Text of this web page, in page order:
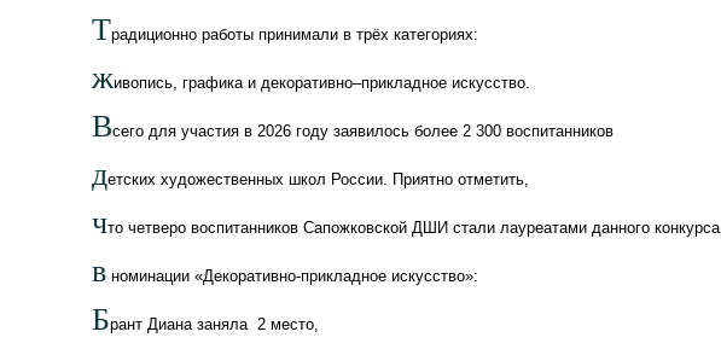
Традиционно работы принимали в трёх категориях:
живопись, графика и декоративно–прикладное искусство.
Всего для участия в 2026 году заявилось более 2 300 воспитанников
детских художественных школ России. Приятно отметить,
что четверо воспитанников Сапожковской ДШИ стали лауреатами данного конкурса
в номинации «Декоративно-прикладное искусство»:
Брант Диана заняла 2 место,